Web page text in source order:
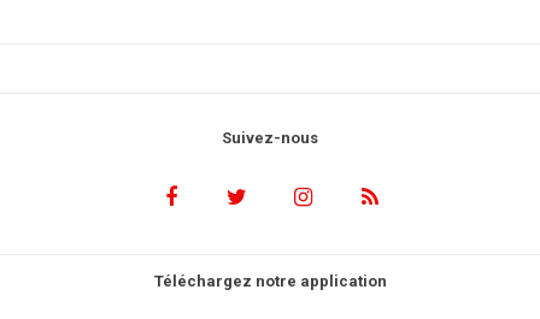
Suivez-nous
Téléchargez notre application